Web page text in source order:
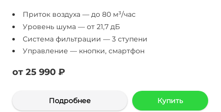
Приток воздуха — до 80 м³/час
Уровень шума — от 21,7 дБ
Система фильтрации — 3 ступени
Управление — кнопки, смартфон
от 25 990 ₽
Подробнее Купить